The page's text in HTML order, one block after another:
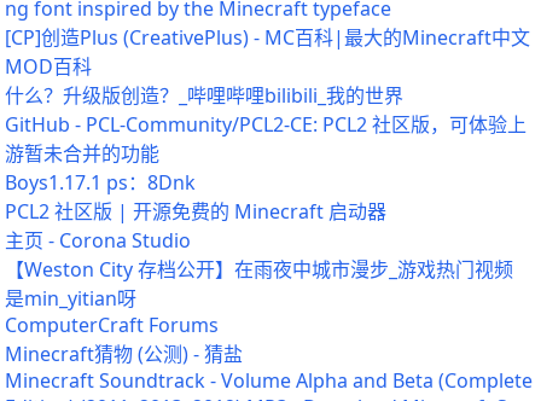
ng font inspired by the Minecraft typeface
[CP]创造Plus (CreativePlus) - MC百科|最大的Minecraft中文
MOD百科
什么？升级版创造？_哔哩哔哩bilibili_我的世界
GitHub - PCL-Community/PCL2-CE: PCL2 社区版，可体验上
游暂未合并的功能
Boys1.17.1 ps：8Dnk
PCL2 社区版 | 开源免费的 Minecraft 启动器
主页 - Corona Studio
【Weston City 存档公开】在雨夜中城市漫步_游戏热门视频
是min_yitian呀
ComputerCraft Forums
Minecraft猜物 (公测) - 猜盐
Minecraft Soundtrack - Volume Alpha and Beta (Complete